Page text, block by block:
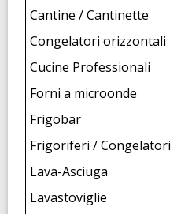
Cantine / Cantinette
Congelatori orizzontali
Cucine Professionali
Forni a microonde
Frigobar
Frigoriferi / Congelatori
Lava-Asciuga
Lavastoviglie